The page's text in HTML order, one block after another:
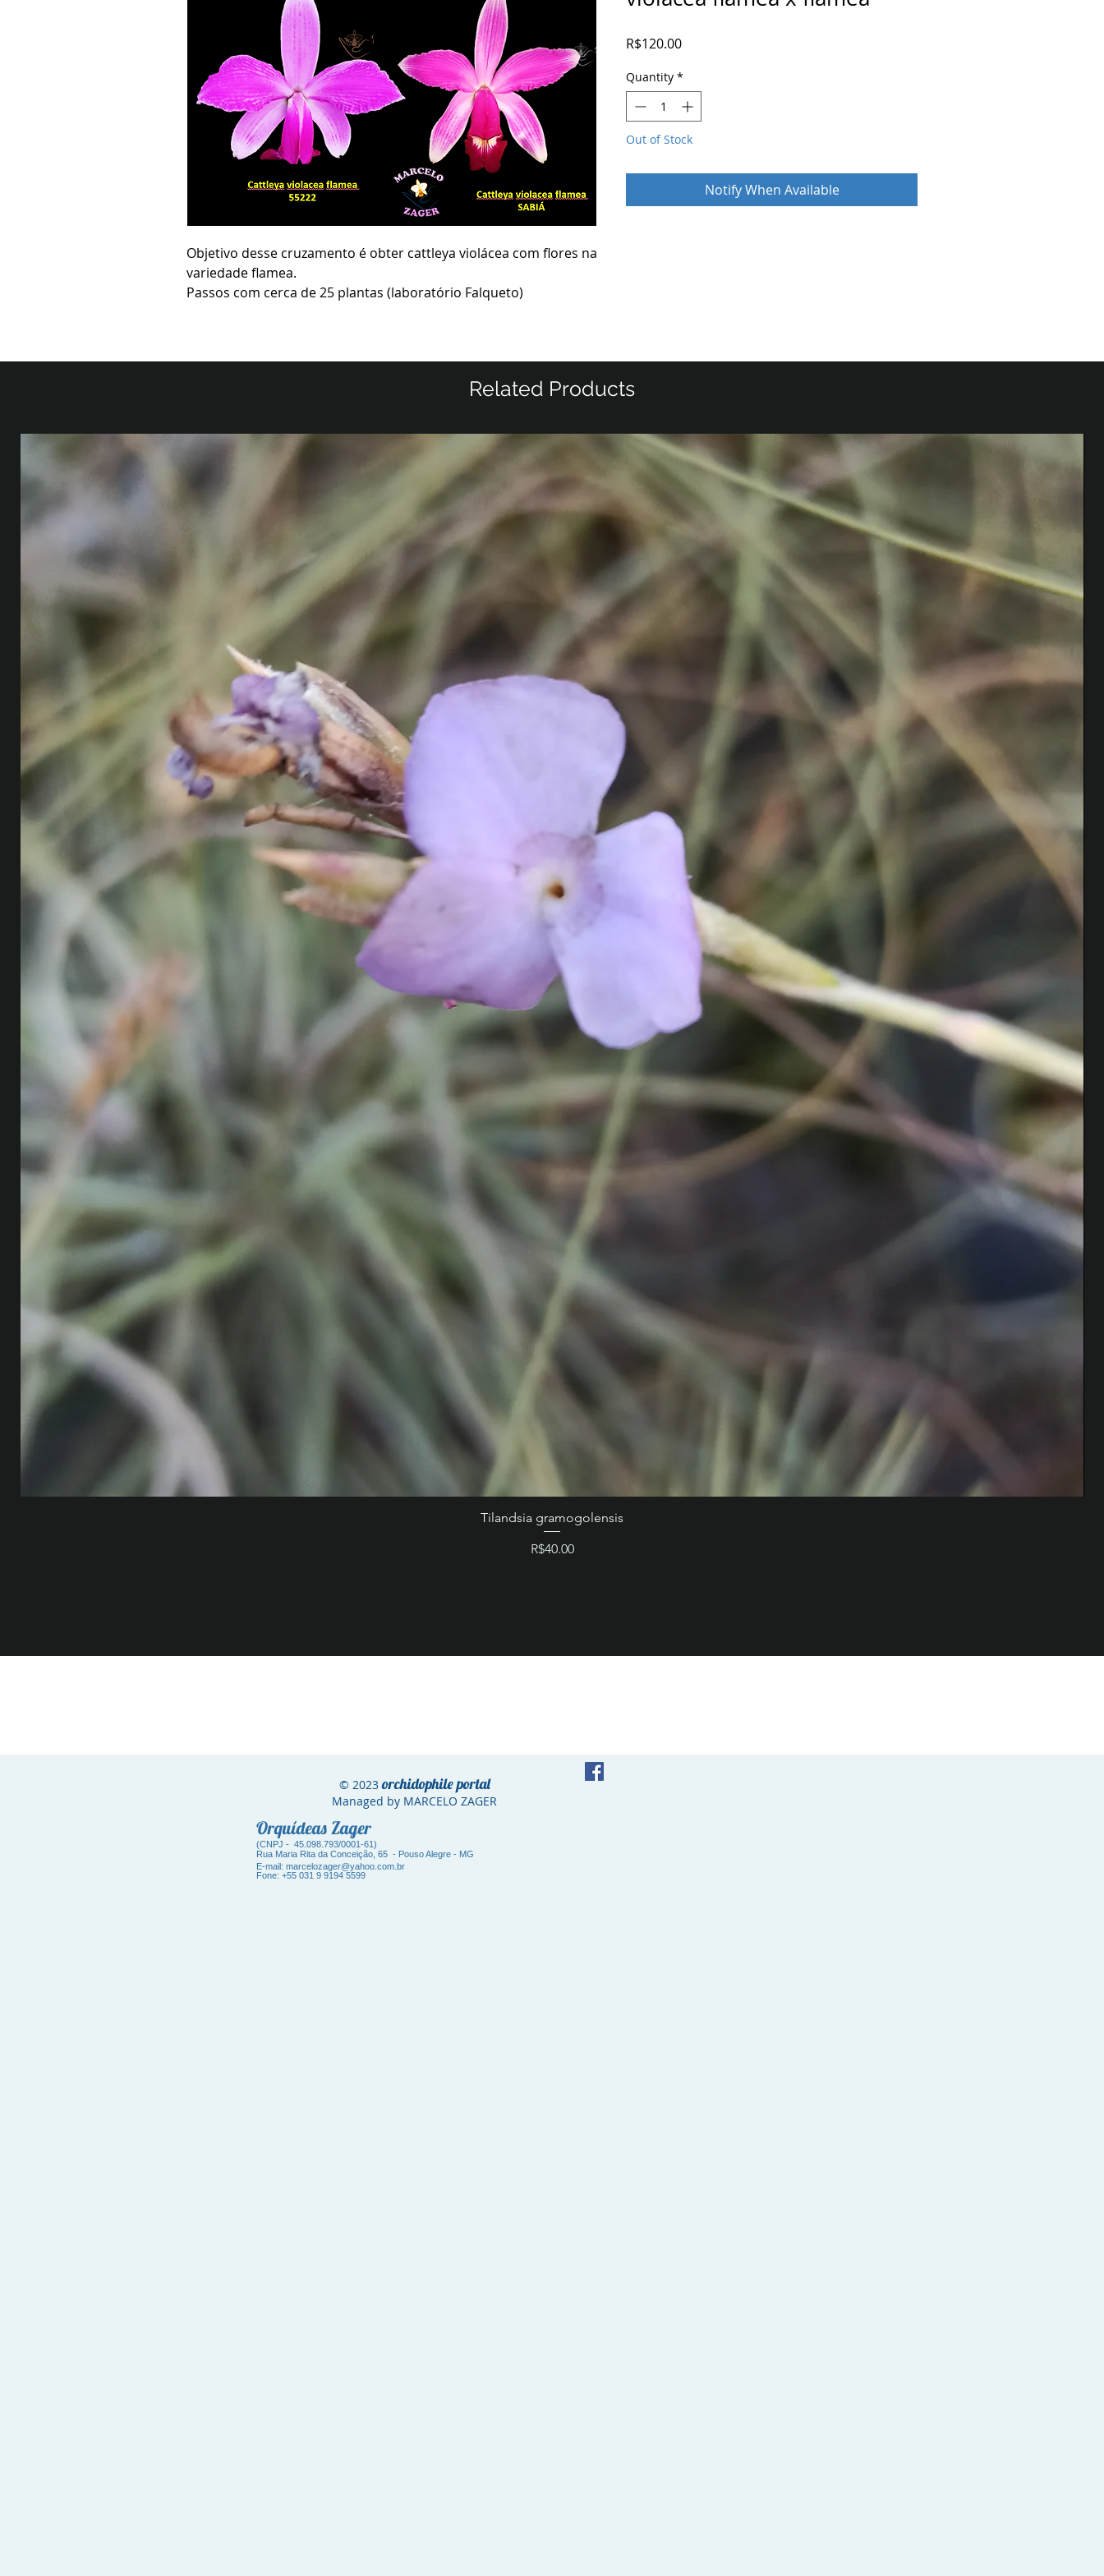
Objetivo desse cruzamento é obter cattleya violácea com flores na
variedade flamea.
Passos com cerca de 25 plantas (laboratório Falqueto)
R$120.00Price
Quantity *
Out of Stock
Notify When Available
Related Products
Tilandsia gramogolensis
Price
R$40.00
© 2023orchidophile portal
Managed by MARCELO ZAGER
Orquídeas Zager
(CNPJ - 45.098.793/0001-61)
Rua Maria Rita da Conceição, 65 - Pouso Alegre - MG
E-mail: marcelozager@yahoo.com.br
Fone: +55 031 9 9194 5599